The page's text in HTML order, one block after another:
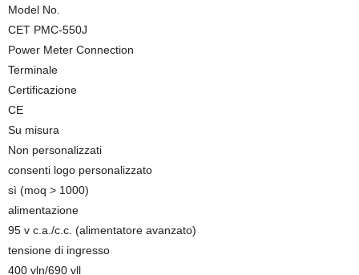
Model No.
CET PMC-550J
Power Meter Connection
Terminale
Certificazione
CE
Su misura
Non personalizzati
consenti logo personalizzato
sì (moq > 1000)
alimentazione
95 v c.a./c.c. (alimentatore avanzato)
tensione di ingresso
400 vln/690 vll